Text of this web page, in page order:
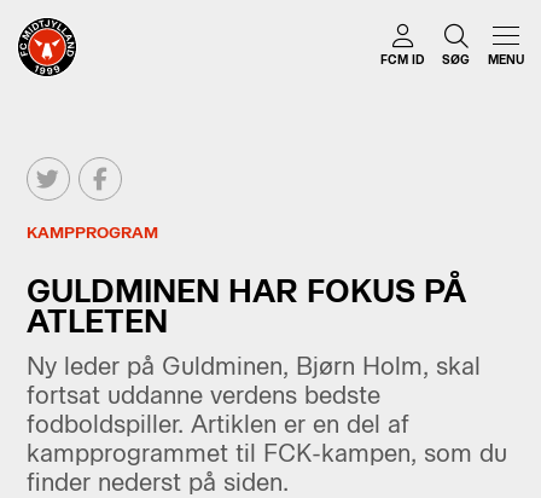
FCM ID SØG MENU
KAMPPROGRAM
GULDMINEN HAR FOKUS PÅ
ATLETEN
Ny leder på Guldminen, Bjørn Holm, skal
fortsat uddanne verdens bedste
fodboldspiller. Artiklen er en del af
kampprogrammet til FCK-kampen, som du
finder nederst på siden.